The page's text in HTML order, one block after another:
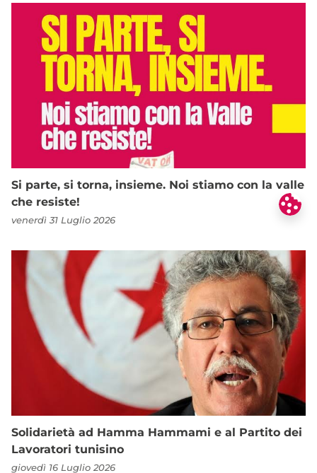
Si parte, si torna, insieme. Noi stiamo con la valle
che resiste!
venerdì 31 Luglio 2026
Solidarietà ad Hamma Hammami e al Partito dei
Lavoratori tunisino
giovedì 16 Luglio 2026